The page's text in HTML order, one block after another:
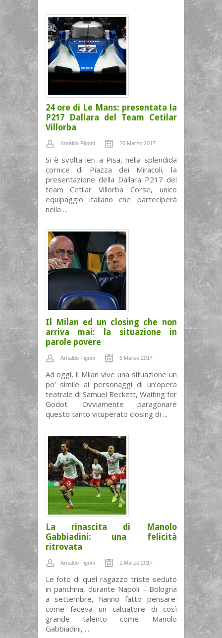
24 ore di Le Mans: presentata la
P217 Dallara del Team Cetilar
Villorba
Arnaldo Figoni 26 Marzo 2017
Si è svolta ieri a Pisa, nella splendida
cornice di Piazza dei Miracoli, la
presentazione della Dallara P217 del
team Cetilar Villorba Corse, unico
equipaggio italiano che parteciperà
nella ...
Il Milan ed un closing che non
arriva mai: la situazione in
parole povere
Arnaldo Figoni 5 Marzo 2017
Ad oggi, il Milan vive una situazione un
po’ simile ai personaggi di un’opera
teatrale di Samuel Beckett, Waiting for
Godot. Ovviamente paragonare
questo tanto vituperato closing di ...
La rinascita di Manolo
Gabbiadini: una felicità
ritrovata
Arnaldo Figoni 1 Marzo 2017
Le foto di quel ragazzo triste seduto
in panchina, durante Napoli – Bologna
a settembre, hanno fatto pensare:
come faceva un calciatore di così
grande talento come Manolo
Gabbiadini, ...